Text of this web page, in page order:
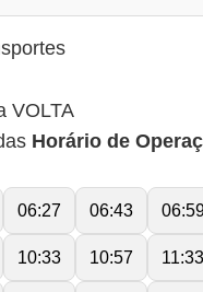
VOLTA
Horário de
06:27 06:43
10:33 10:57 11:33